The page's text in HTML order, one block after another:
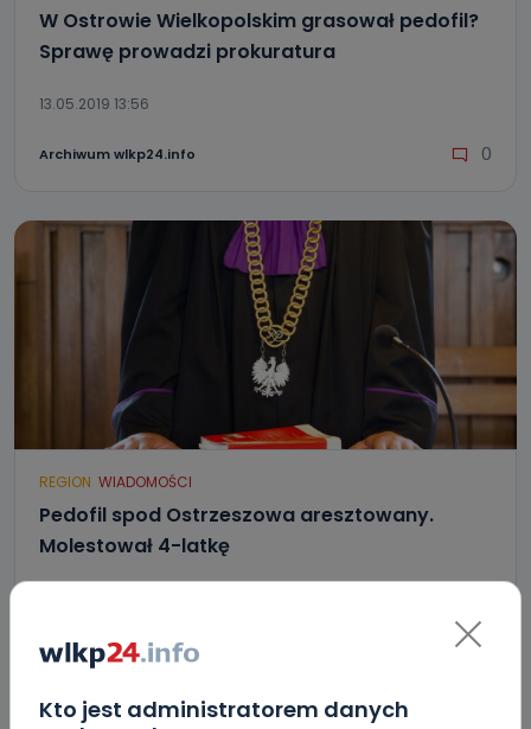
Kto jest administratorem danych
W Ostrowie Wielkopolskim grasował pedofil?
Sprawę prowadzi prokuratura
13.05.2019 13:56
Archiwum wlkp24.info 0
REGION WIADOMOŚCI
Pedofil spod Ostrzeszowa aresztowany.
Molestował 4-latkę
Paulina Szczepaniak